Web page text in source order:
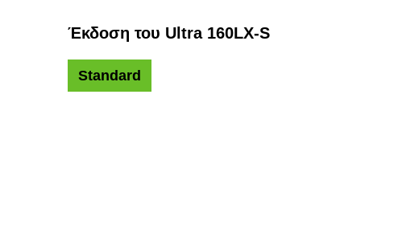
Έκδοση του Ultra 160LX-S
Standard